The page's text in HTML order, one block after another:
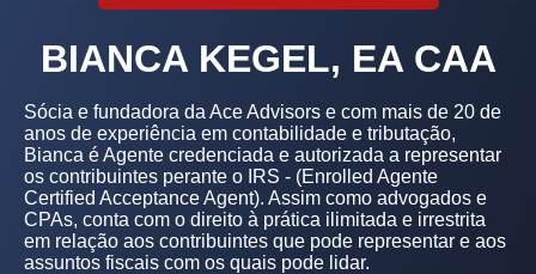
BIANCA KEGEL, EA CAA
Sócia e fundadora da Ace Advisors e com mais de 20 de
anos de experiência em contabilidade e tributação,
Bianca é Agente credenciada e autorizada a representar
os contribuintes perante o IRS - (Enrolled Agente
Certified Acceptance Agent). Assim como advogados e
CPAs, conta com o direito à prática ilimitada e irrestrita
em relação aos contribuintes que pode representar e aos
assuntos fiscais com os quais pode lidar.